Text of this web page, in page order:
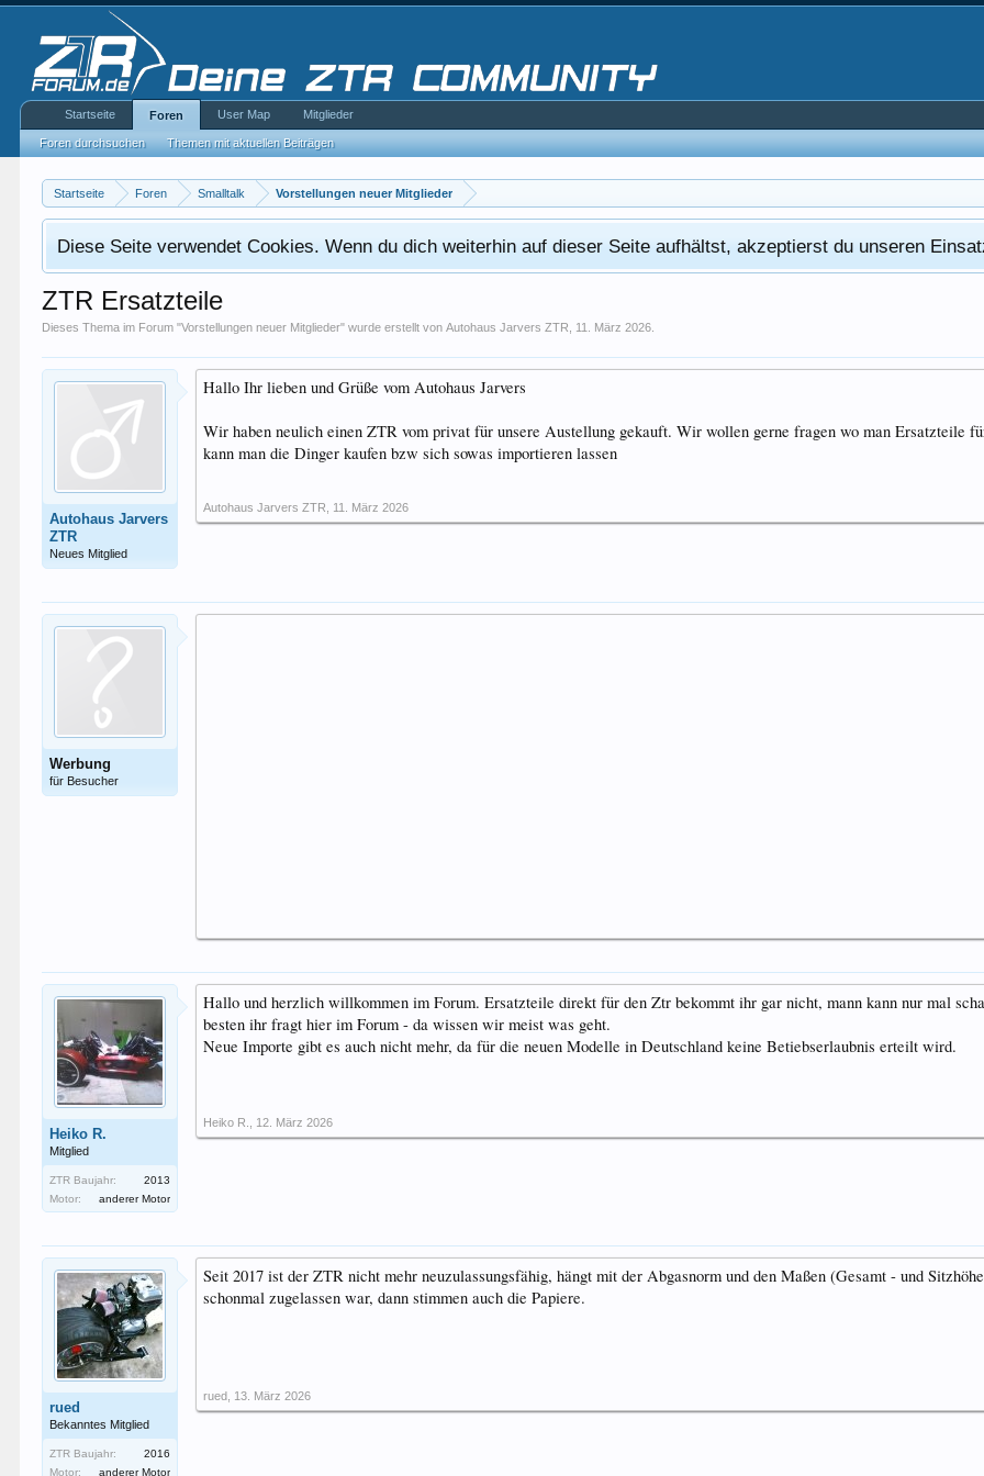
Startseite Foren Smalltalk Vorstellungen neuer Mitglieder
Diese Seite verwendet Cookies. Wenn du dich weiterhin auf dieser Seite aufhältst, akzeptierst du unseren
ZTR Ersatzteile
Dieses Thema im Forum "Vorstellungen neuer Mitglieder" wurde erstellt vonAutohaus Jarvers ZTR 11. März 2026
Autohaus Jarvers
ZTR
Neues Mitglied
Hallo Ihr lieben und Grüße vom Autohaus Jarvers
Wir haben neulich einen ZTR vom privat für unsere Austellung gekauft. Wir wollen gerne fragen wo man Ersatzteile
kann man die Dinger kaufen bzw sich sowas importieren lassen
Autohaus Jarvers ZTR 11. März 2026
Werbung
für Besucher
Heiko R.
Mitglied
ZTR Baujahr:
2013
Motor:
anderer Motor
Hallo und herzlich willkommen im Forum. Ersatzteile direkt für den Ztr bekommt ihr gar nicht, mann kann nur mal
besten ihr fragt hier im Forum - da wissen wir meist was geht.
Neue Importe gibt es auch nicht mehr, da für die neuen Modelle in Deutschland keine Betiebserlaubnis erteilt wird.
Heiko R. 12. März 2026
rued
Bekanntes Mitglied
ZTR Baujahr:
2016
Motor:
anderer Motor
Seit 2017 ist der ZTR nicht mehr neuzulassungsfähig, hängt mit der Abgasnorm und den Maßen (Gesamt - und
schonmal zugelassen war, dann stimmen auch die Papiere.
rued 13. März 2026
Startseite Foren
Foren durchsuchen Themen mit aktuellen Beiträgen
User Map Mitglieder